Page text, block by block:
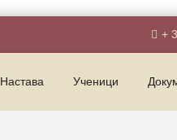
+
Настава Ученици